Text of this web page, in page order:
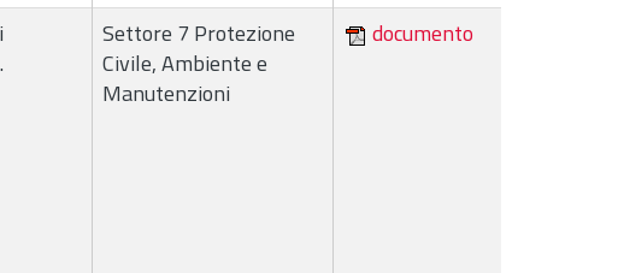
Settore 7 Protezione
Civile, Ambiente e
Manutenzioni
documento